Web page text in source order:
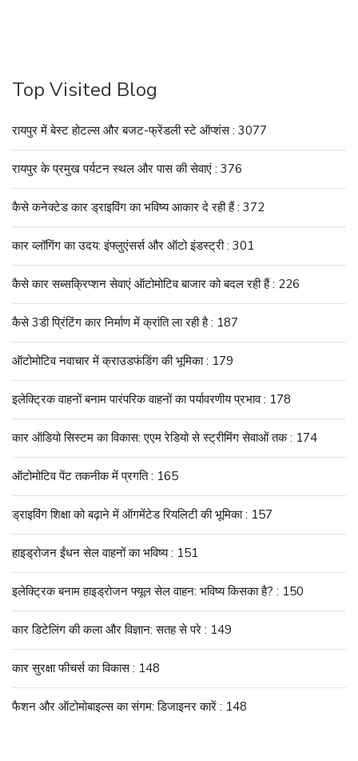
Top Visited Blog
रायपुर में बेस्ट होटल्स और बजट-फ्रेंडली स्टे ऑप्शंस : 3077
रायपुर के प्रमुख पर्यटन स्थल और पास की सेवाएं : 376
कैसे कनेक्टेड कार ड्राइविंग का भविष्य आकार दे रही हैं : 372
कार व्लॉगिंग का उदय: इंफ्लुएंसर्स और ऑटो इंडस्ट्री : 301
कैसे कार सब्सक्रिप्शन सेवाएं ऑटोमोटिव बाजार को बदल रही हैं : 226
कैसे 3डी प्रिंटिंग कार निर्माण में क्रांति ला रही है : 187
ऑटोमोटिव नवाचार में क्राउडफंडिंग की भूमिका : 179
इलेक्ट्रिक वाहनों बनाम पारंपरिक वाहनों का पर्यावरणीय प्रभाव : 178
कार ऑडियो सिस्टम का विकास: एएम रेडियो से स्ट्रीमिंग सेवाओं तक : 174
ऑटोमोटिव पेंट तकनीक में प्रगति : 165
ड्राइविंग शिक्षा को बढ़ाने में ऑगमेंटेड रियलिटी की भूमिका : 157
हाइड्रोजन ईंधन सेल वाहनों का भविष्य : 151
इलेक्ट्रिक बनाम हाइड्रोजन फ्यूल सेल वाहन: भविष्य किसका है? : 150
कार डिटेलिंग की कला और विज्ञान: सतह से परे : 149
कार सुरक्षा फीचर्स का विकास : 148
फैशन और ऑटोमोबाइल्स का संगम: डिजाइनर कारें : 148